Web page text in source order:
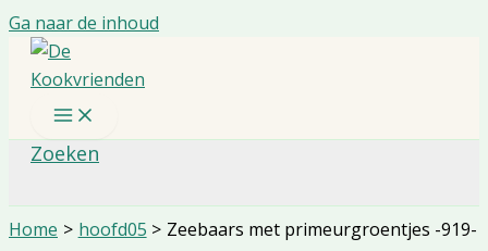
Ga naar de inhoud
Zoeken
Home hoofd05 Zeebaars met primeurgroentjes -919-